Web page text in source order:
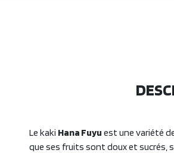
Le kaki Hana Fuyu est une variété
que ses fruits sont doux et sucrés,